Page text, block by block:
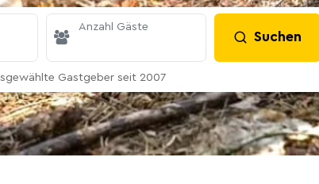
Anzahl Gäste
Suchen
Gastgeber seit 2007